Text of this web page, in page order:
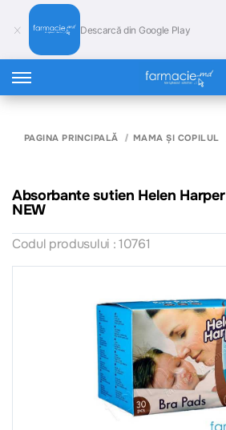
Descarcă din Google Play
PAGINA PRINCIPALĂ MAMA ȘI COPILUL
Absorbante sutien Helen
NEW
Codul produsului : 10761